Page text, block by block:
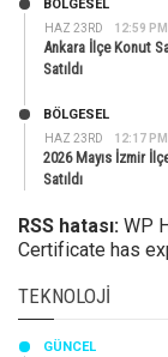
HAZ 23RD 12:59 PM
BÖLGESEL
Ankara İlçe Konut
Satıldı
HAZ 23RD 12:17 PM
BÖLGESEL
2026 Mayıs İzmir
Satıldı
RSS hatası: WP
Certificate has
TEKNOLOJI
GÜNCEL